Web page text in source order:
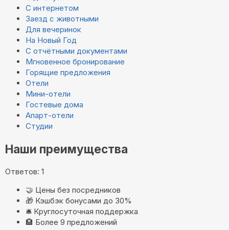
С интернетом
Заезд с животными
Для вечеринок
На Новый Год
С отчётными документами
Мгновенное бронирование
Горящие предложения
Отели
Мини-отели
Гостевые дома
Апарт-отели
Студии
Наши преимущества
Ответов: 1
🤝 Цены без посредников
🎁 Кэшбэк бонусами до 30%
🛎️ Круглосуточная поддержка
🏨 Более 9 предложений